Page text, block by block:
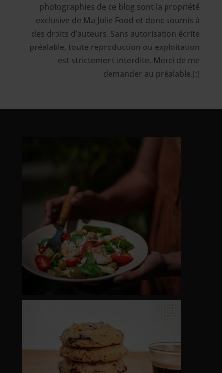
photographies de ce blog sont la propriété
exclusive de Ma Jolie Food et donc soumis à
des droits d’auteurs. Sans autorisation écrite
préalable, toute reproduction ou exploitation
est strictement interdite. Merci de me
demander au préalable.[:]